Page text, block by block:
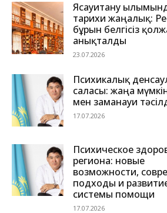
Ясауитану
тарихи жаңалық:
бұрын белгісіз
анықталды
23.07.2026
Психикалық
саласы: жаңа
мен заманауи
17.07.2026
Психическое
региона: новые
возможности,
подходы и
системы помощи
17.07.2026